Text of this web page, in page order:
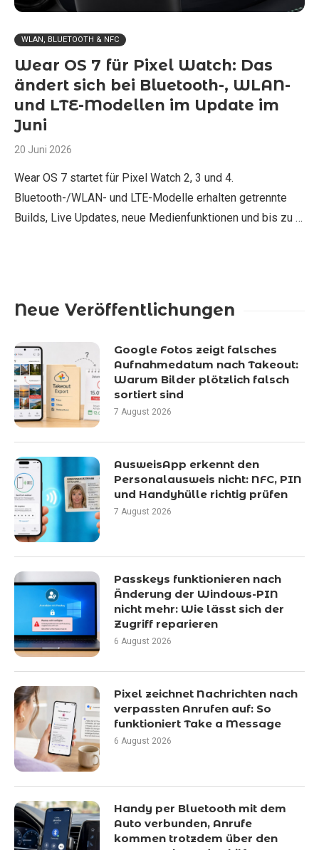
WLAN, BLUETOOTH & NFC
Wear OS 7 für Pixel Watch: Das
ändert sich bei Bluetooth-, WLAN-
und LTE-Modellen im Update im
Juni
20 Juni 2026
Wear OS 7 startet für Pixel Watch 2, 3 und 4.
Bluetooth-/WLAN- und LTE-Modelle erhalten getrennte
Builds, Live Updates, neue Medienfunktionen und bis zu …
Neue Veröffentlichungen
Google Fotos zeigt falsches
Aufnahmedatum nach Takeout:
Warum Bilder plötzlich falsch
sortiert sind
7 August 2026
AusweisApp erkennt den
Personalausweis nicht: NFC, PIN
und Handyhülle richtig prüfen
7 August 2026
Passkeys funktionieren nach
Änderung der Windows-PIN
nicht mehr: Wie lässt sich der
Zugriff reparieren
6 August 2026
Pixel zeichnet Nachrichten nach
verpassten Anrufen auf: So
funktioniert Take a Message
6 August 2026
Handy per Bluetooth mit dem
Auto verbunden, Anrufe
kommen trotzdem über den